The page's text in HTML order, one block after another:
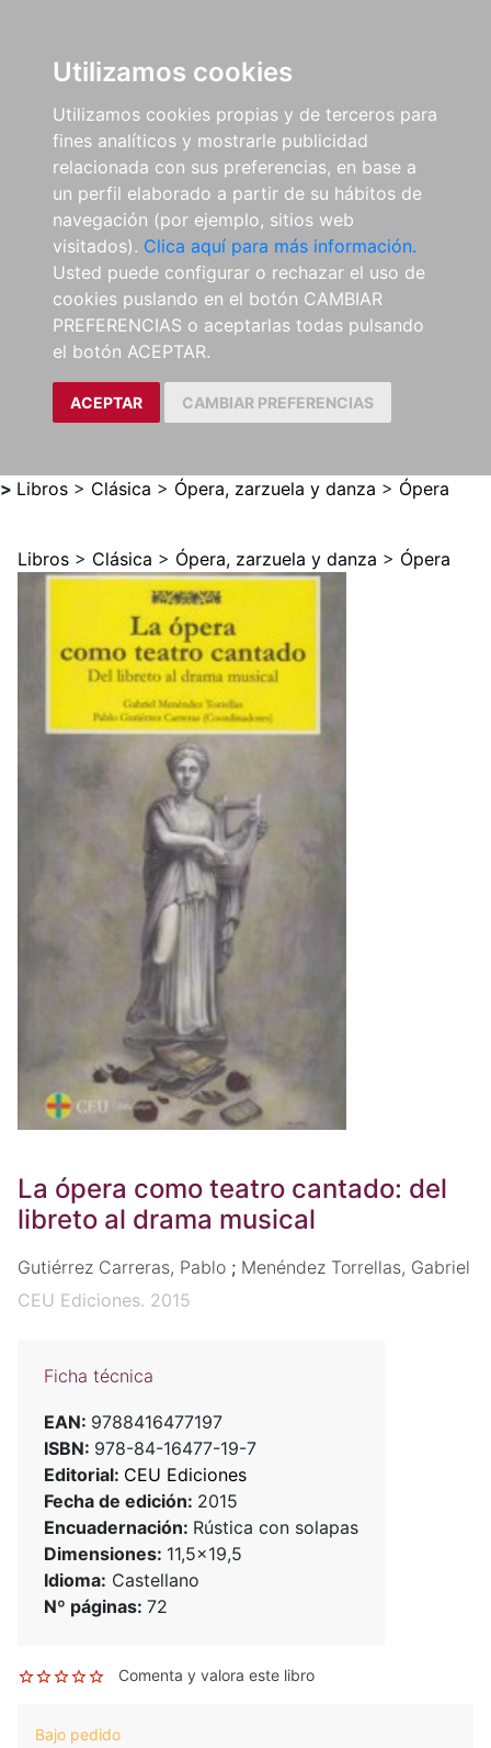
Utilizamos cookies
Utilizamos cookies propias y de terceros para
fines analíticos y mostrarle publicidad
relacionada con sus preferencias, en base a
un perfil elaborado a partir de su hábitos de
navegación (por ejemplo, sitios web
visitados). Clica aquí para más información.
Usted puede configurar o rechazar el uso de
cookies puslando en el botón CAMBIAR
PREFERENCIAS o aceptarlas todas pulsando
el botón ACEPTAR.
ACEPTAR CAMBIAR PREFERENCIAS
> Libros > Clásica > Ópera, zarzuela y danza > Ópera
Libros > Clásica > Ópera, zarzuela y danza > Ópera
La ópera como teatro cantado: del
libreto al drama musical
Gutiérrez Carreras, Pablo ; Menéndez Torrellas, Gabriel
CEU Ediciones. 2015
Ficha técnica
EAN: 9788416477197
ISBN: 978-84-16477-19-7
Editorial: CEU Ediciones
Fecha de edición: 2015
Encuadernación: Rústica con solapas
Dimensiones: 11,5x19,5
Idioma: Castellano
Nº páginas: 72
Comenta y valora este libro
Bajo pedido